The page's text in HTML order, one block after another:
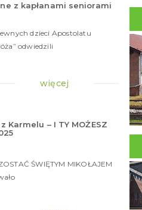
z kapłanami seniorami
dzieci Apostolatu
odwiedzili
więcej
– I TY MOŻESZ
ŚWIĘTYM MIKOŁAJEM